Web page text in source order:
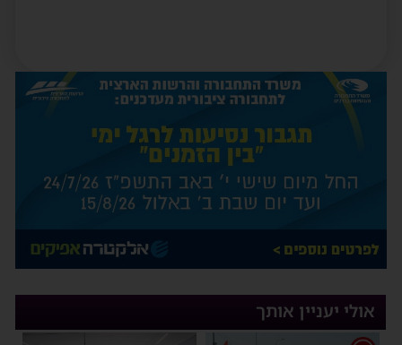
אולי יעניין אותך